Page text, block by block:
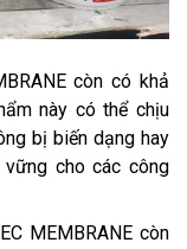
còn có khả
này có thể chịu
bị biến dạng hay
cho các công
MEMBRANE còn